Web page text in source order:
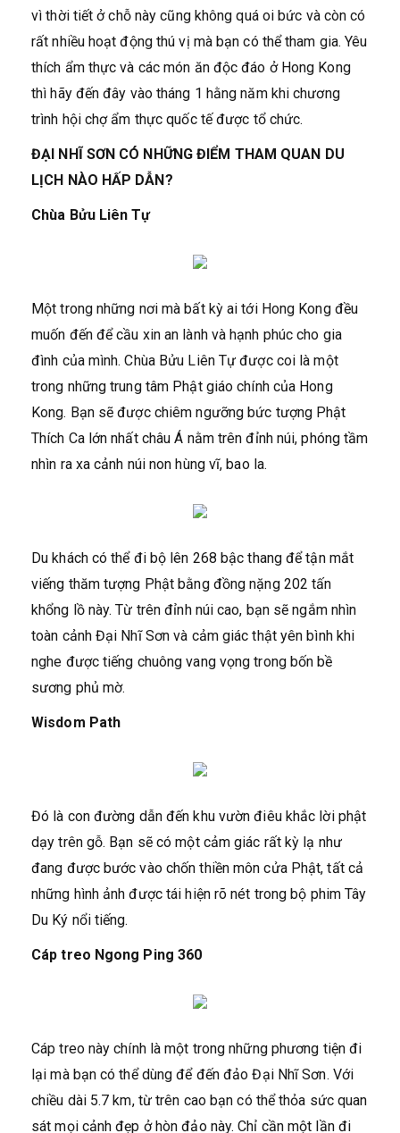
vì thời tiết ở chỗ này cũng không quá oi bức và còn có
rất nhiều hoạt động thú vị mà bạn có thể tham gia. Yêu
thích ẩm thực và các món ăn độc đáo ở Hong Kong
thì hãy đến đây vào tháng 1 hằng năm khi chương
trình hội chợ ẩm thực quốc tế được tổ chức.
ĐẠI NHĨ SƠN CÓ NHỮNG ĐIỂM THAM QUAN DU
LỊCH NÀO HẤP DẪN?
Chùa Bửu Liên Tự
Một trong những nơi mà bất kỳ ai tới Hong Kong đều
muốn đến để cầu xin an lành và hạnh phúc cho gia
đình của mình. Chùa Bửu Liên Tự được coi là một
trong những trung tâm Phật giáo chính của Hong
Kong. Bạn sẽ được chiêm ngưỡng bức tượng Phật
Thích Ca lớn nhất châu Á nằm trên đỉnh núi, phóng tầm
nhìn ra xa cảnh núi non hùng vĩ, bao la.
Du khách có thể đi bộ lên 268 bậc thang để tận mắt
viếng thăm tượng Phật bằng đồng nặng 202 tấn
khổng lồ này. Từ trên đỉnh núi cao, bạn sẽ ngắm nhìn
toàn cảnh Đại Nhĩ Sơn và cảm giác thật yên bình khi
nghe được tiếng chuông vang vọng trong bốn bề
sương phủ mờ.
Wisdom Path
Đó là con đường dẫn đến khu vườn điêu khắc lời phật
dạy trên gỗ. Bạn sẽ có một cảm giác rất kỳ lạ như
đang được bước vào chốn thiền môn cửa Phật, tất cả
những hình ảnh được tái hiện rõ nét trong bộ phim Tây
Du Ký nổi tiếng.
Cáp treo Ngong Ping 360
Cáp treo này chính là một trong những phương tiện đi
lại mà bạn có thể dùng để đến đảo Đại Nhĩ Sơn. Với
chiều dài 5.7 km, từ trên cao bạn có thể thỏa sức quan
sát mọi cảnh đẹp ở hòn đảo này. Chỉ cần một lần đi